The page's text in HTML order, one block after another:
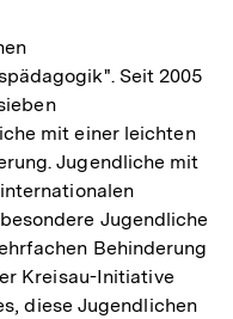
Seit 2005
mit einer leichten
Jugendliche mit
Jugendliche
Behinderung
Kreisau-Initiative
diese Jugendlichen